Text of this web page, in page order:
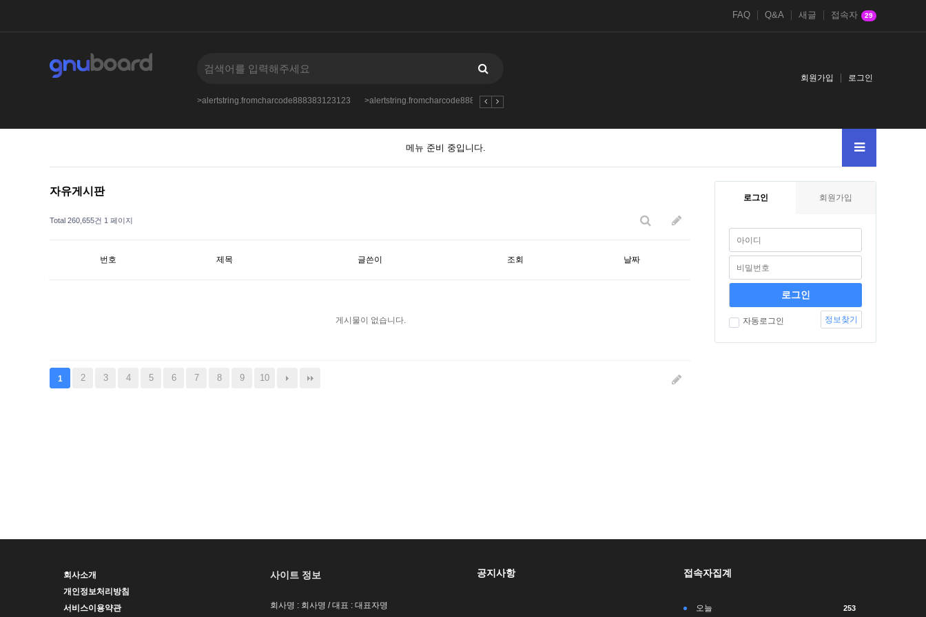
FAQ Q&A 새글 접속자 29
>alertstring.fromcharcode888383123123 >alertstring.fromcharcode888383123123123
회원가입 로그인
메뉴 준비 중입니다.
자유게시판
Total 260,655건 1 페이지
번호 제목 글쓴이 조회 날짜
게시물이 없습니다.
1 2 3 4 5 6 7 8 9 10
로그인 회원가입
자동로그인 정보찾기
회사소개
개인정보처리방침
서비스이용약관
사이트 정보
회사명 : 회사명 / 대표 : 대표자명
공지사항 접속자집계
오늘 253